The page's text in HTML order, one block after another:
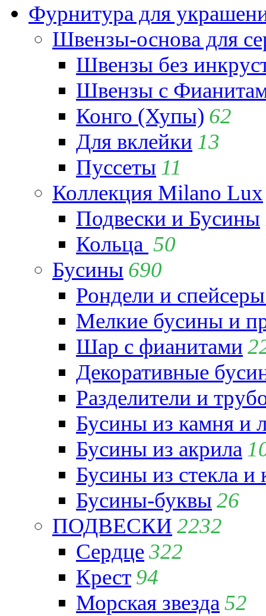
Фурнитура для
Швензы-основа для
Швензы без
Швензы с
Конго (Хупы) 62
Для вклейки 13
Пуссеты 11
Коллекция Milano Lux
Подвески и Бусины
Кольца 50
Бусины 690
Рондели и
Мелкие бусины и
Шар с фианитами
Декоративные
Разделители и
Бусины из камня и
Бусины из акрила
Бусины из стекла и
Бусины-буквы 26
ПОДВЕСКИ 2232
Сердце322
Крест 94
Морская звезда 52